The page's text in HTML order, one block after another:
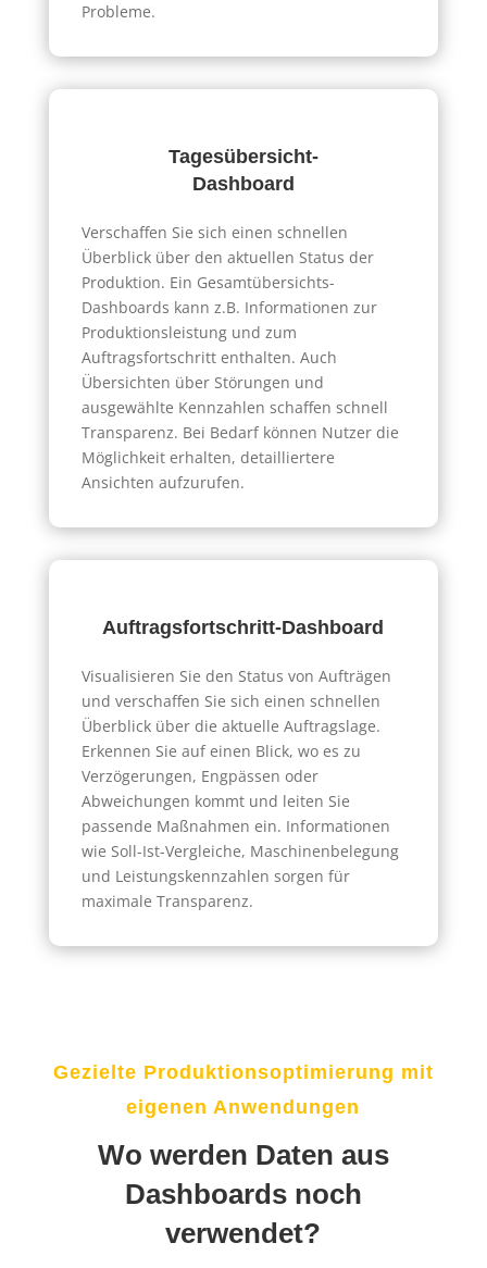
Probleme.
Tagesübersicht-
Dashboard
Verschaffen Sie sich einen schnellen
Überblick über den aktuellen Status der
Produktion. Ein Gesamtübersichts-
Dashboards kann z.B. Informationen zur
Produktionsleistung und zum
Auftragsfortschritt enthalten. Auch
Übersichten über Störungen und
ausgewählte Kennzahlen schaffen schnell
Transparenz. Bei Bedarf können Nutzer die
Möglichkeit erhalten, detailliertere
Ansichten aufzurufen.
Auftragsfortschritt-Dashboard
Visualisieren Sie den Status von Aufträgen
und verschaffen Sie sich einen schnellen
Überblick über die aktuelle Auftragslage.
Erkennen Sie auf einen Blick, wo es zu
Verzögerungen, Engpässen oder
Abweichungen kommt und leiten Sie
passende Maßnahmen ein. Informationen
wie Soll-Ist-Vergleiche, Maschinenbelegung
und Leistungskennzahlen sorgen für
maximale Transparenz.
Gezielte Produktionsoptimierung mit
eigenen Anwendungen
Wo werden Daten aus
Dashboards noch
verwendet?